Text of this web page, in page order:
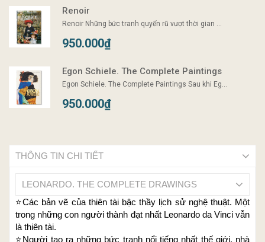
Renoir
Renoir Những bức tranh quyến rũ vượt thời gian ...
950.000₫
Egon Schiele. The Complete Paintings
Egon Schiele. The Complete Paintings Sau khi Eg...
950.000₫
THÔNG TIN CHI TIẾT
LEONARDO. THE COMPLETE DRAWINGS
⭐️Các bản vẽ của thiên tài bậc thầy lịch sử nghệ thuật. Một
trong những con người thành đạt nhất Leonardo da Vinci vẫn
là thiên tài.
⭐️ Người tạo ra những bức tranh nổi tiếng nhất thế giới, nhà